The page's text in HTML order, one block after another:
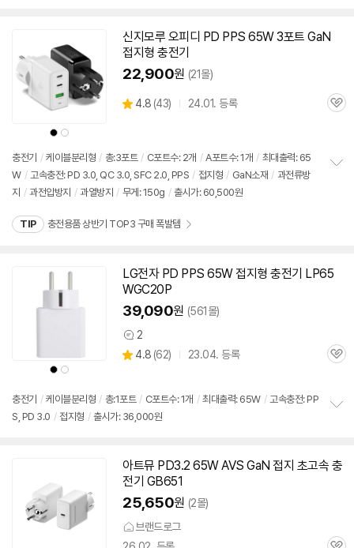
상
품
색
상
상
품
색
상
신지모루 오피디 PD PPS 65W3포트 GaN
접지형 충전기
22,900원 (21몰)
별
4.8 (상
뷰
43) 24.01. 등록
관
충전기 / 케이블분리형 / 총:3포트 / C포트수: 2개 / A포트수: 1개 / 최대출력: 65
W / 고속충전: PD 3.0, QC 3.0, SFC 2.0, PPS / 접지형 / GaN소재 / 과전류방
지 / 과전압방지 / 과열방지 / 무게: 150g / 출시가: 60,500원
TIP 충전용품 상반기 TOP3 구매 폭발템
상
품
상
상
품
상
LG전자 PD PPS 65W접지형 충전기 LP65
WGC20P
39,090원 (561몰)
상
품
2
별
4.8 (상
뷰
62) 23.04. 등록
관
충전기 / 케이블분리형 / 총:1포트 / C포트수: 1개 / 최대출력: 65W / 고속충전: PP
S, PD 3.0 / 접지형 / 출시가: 36,000원
치
아트뮤 PD3.2 65WAVS GaN 접지 초고속 충
전기 GB651
25,650원 (2몰)
브랜드로그